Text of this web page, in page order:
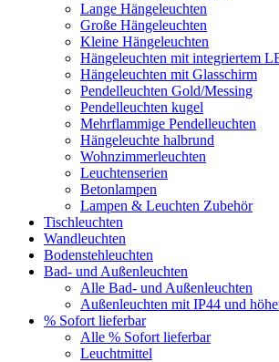
Lange Hängeleuchten
Große Hängeleuchten
Kleine Hängeleuchten
Hängeleuchten mit integriertem
Hängeleuchten mit Glasschirm
Pendelleuchten Gold/Messing
Pendelleuchten kugel
Mehrflammige Pendelleuchten
Hängeleuchte halbrund
Wohnzimmerleuchten
Leuchtenserien
Betonlampen
Lampen & Leuchten Zubehör
Tischleuchten
Wandleuchten
Bodenstehleuchten
Bad- und Außenleuchten
Alle Bad- und Außenleuchten
Außenleuchten mit IP44 und
% Sofort lieferbar
Alle % Sofort lieferbar
Leuchtmittel